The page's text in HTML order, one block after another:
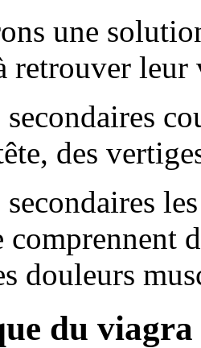
une
retrouver
secondaires
des
comprennent
douleurs
du viagra